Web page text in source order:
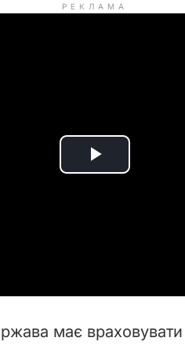
РЕКЛАМА
P
має враховувати